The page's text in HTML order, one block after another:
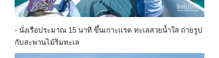
- นั่งเรือประมาณ 15 นาที ขึ้นเกาะแรด ทะเลสวยน้ำใส ถ่ายรูป
กับสะพานไม้ริมทะเล